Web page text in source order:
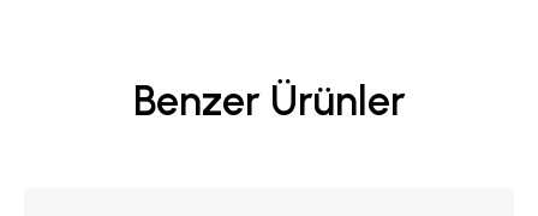
Benzer Ürünler